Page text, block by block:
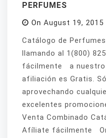
PERFUMES
On August 19, 2015
Catálogo de
llamando al 1(800)
fácilmente a nuestro
afiliación es Gratis.
aprovechando
excelentes
Venta Combinado
Afíliate fácilmente